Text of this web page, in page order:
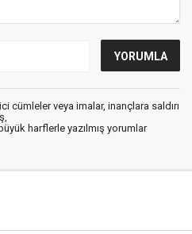
cümleler veya imalar, inançlara saldırı
harflerle yazılmış yorumlar